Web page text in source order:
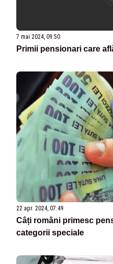
7 mai 2024, 09:50
Primii pensionari care
22 apr. 2024, 07:49
Câți români primesc
categorii speciale